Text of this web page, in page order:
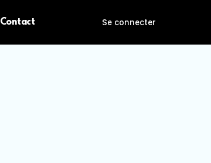
Contact Se connecter